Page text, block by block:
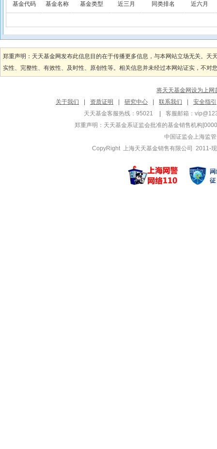
基金代码 基金名称 基金类型 近三月 同类排名 近六月
郑重声明：天天基金网发布此信息目的在于传播更多信息，与本网站立场无关。
实性、完整性、有效性、及时性、原创性等。相关信息并未经过本网站证实，不
将天天基金网设为上网
关于我们
资质证明 研究中心 联系我们
安全指引
天天基金客服热线：95021
客服邮箱：
郑重声明： 天天基金系证监会批准的基金销售机构
中国证监会上海监
CopyRight 上海天天基金销售有限公司 2011-